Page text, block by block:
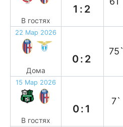
В гостях
1:2
22 Мар 2026
Дома
0:2
75`
15 Мар 2026
В гостях
0:1
7`